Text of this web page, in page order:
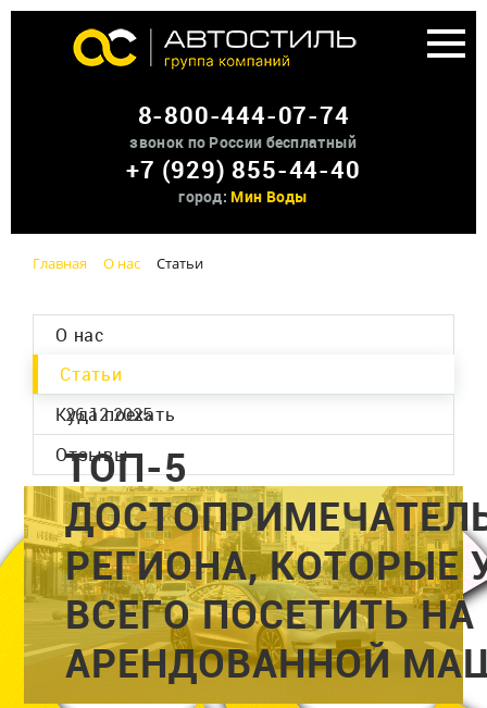
Аренда доп оборудования
О нас
Контакты
8-800-444-07-74
звонок по России бесплатный
+7 (929) 855-44-40
город: Мин Воды
Главная О нас Статьи
О нас
Статьи
Куда поехать
Отзывы
26.12.2025
ТОП-5
РЕГИОНА, КОТОРЫЕ
ВСЕГО ПОСЕТИТЬ НА
АРЕНДОВАННОЙ